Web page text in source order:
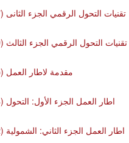
14_تقنيات التحول الرقمي الجزء الثانى (6:17)
15_تقنيات التحول الرقمي الجزء الثالث (9:29)
16_مقدمة لاطار العمل (2:05)
17_اطار العمل الجزء الأول: التحول (6:24)
18_اطار العمل الجزء الثاني: الشمولية (5:22)